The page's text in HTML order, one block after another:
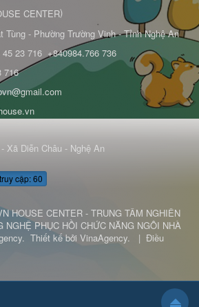
CENTER)
Tùng - Phường Trường Vinh - Tỉnh Nghệ An
45 23 716 +840984.766 736
716
Xã Diễn Châu - Nghệ An
cập: 60
HOUSE CENTER - TRUNG TÂM NGHIÊN
NGHỆ PHỤC HỒI CHỨC NĂNG NGÔI NHÀ
. Thiết kế bởi VinaAgency. | Điều